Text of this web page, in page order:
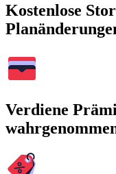
Kostenlose
Verdiene